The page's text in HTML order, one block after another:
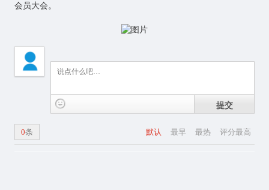
会员大会。
提交
默认 最早 最热 评分最高
0条